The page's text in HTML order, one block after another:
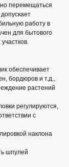
перемещаться
работу в
для бытового
обеспечивает
бордюров и т.д.,
растений
регулируются,
с
наклона
шпулей